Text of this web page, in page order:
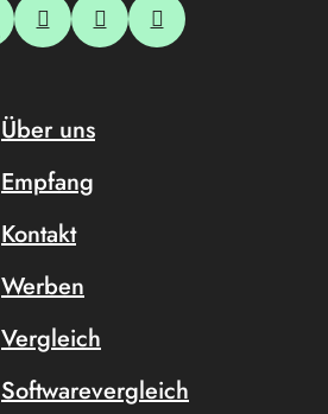
Über uns
Empfang
Kontakt
Werben
Vergleich
Softwarevergleich